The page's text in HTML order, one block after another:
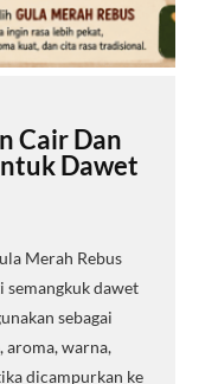
Cair Dan
Dawet
Merah Rebus
semangkuk dawet
sebagai
aroma, warna,
dicampurkan ke